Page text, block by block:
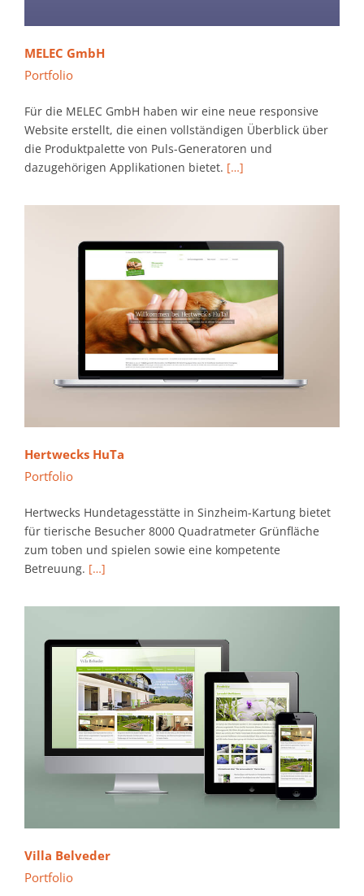
MELEC GmbH
Portfolio
Für die MELEC GmbH haben wir eine neue responsive
Website erstellt, die einen vollständigen Überblick über
die Produktpalette von Puls-Generatoren und
dazugehörigen Applikationen bietet. […]
Hertwecks HuTa
Portfolio
Hertwecks Hundetagesstätte in Sinzheim-Kartung bietet
für tierische Besucher 8000 Quadratmeter Grünfläche
zum toben und spielen sowie eine kompetente
Betreuung. […]
Villa Belveder
Portfolio